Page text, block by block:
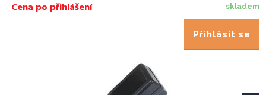
skladem
Cena po přihlášení
Přihlásit se